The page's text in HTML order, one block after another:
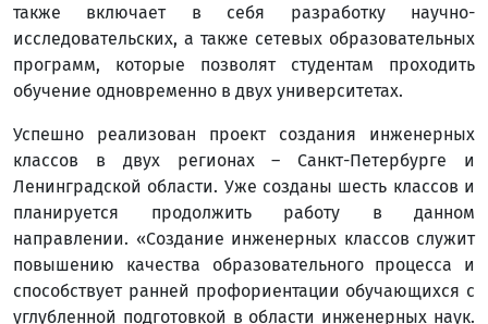
также включает в себя разработку научно-
исследовательских, а также сетевых образовательных
программ, которые позволят студентам проходить
обучение одновременно в двух университетах.
Успешно реализован проект создания инженерных
классов в двух регионах – Санкт-Петербурге и
Ленинградской области. Уже созданы шесть классов и
планируется продолжить работу в данном
направлении. «Создание инженерных классов служит
повышению качества образовательного процесса и
способствует ранней профориентации обучающихся с
углубленной подготовкой в области инженерных наук.